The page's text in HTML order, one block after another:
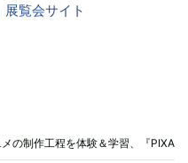
展覧会サイト
の制作工程を体験＆学習、『PIXAR